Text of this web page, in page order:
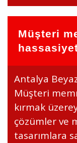
Müşteri
Antalya
Müşteri
kırmak
çözümler ve
tasarımlara